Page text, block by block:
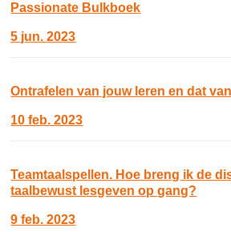
Passionate Bulkboek
5 jun. 2023
Ontrafelen van jouw leren en dat
10 feb. 2023
Teamtaalspellen. Hoe breng ik de
taalbewust lesgeven op gang?
9 feb. 2023